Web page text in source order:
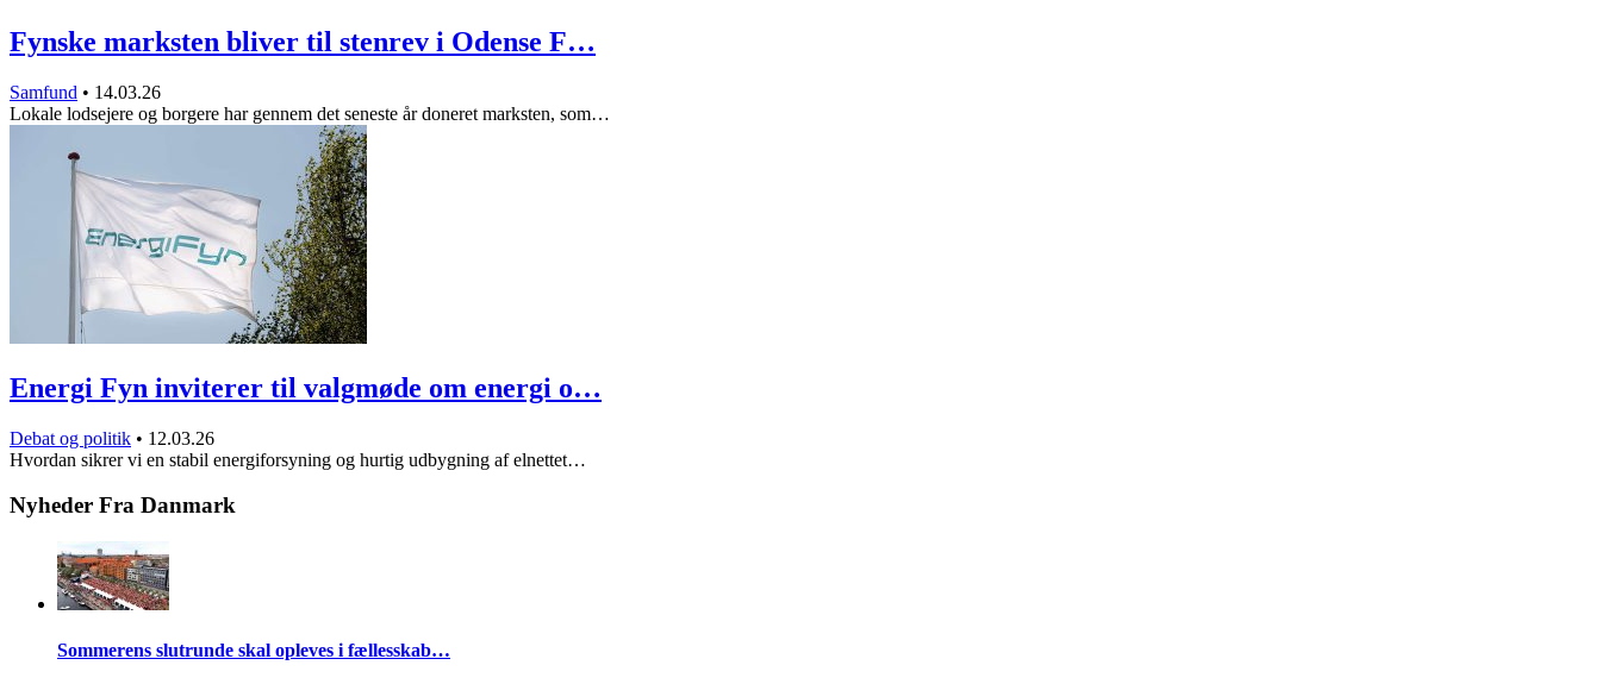
Fynske marksten bliver til stenrev i Odense F…
Samfund • 14.03.26
Lokale lodsejere og borgere har gennem det seneste år doneret marksten, som…
Energi Fyn inviterer til valgmøde om energi o…
Debat og politik • 12.03.26
Hvordan sikrer vi en stabil energiforsyning og hurtig udbygning af elnettet…
Nyheder Fra Danmark
Sommerens slutrunde skal opleves i fællesskab…